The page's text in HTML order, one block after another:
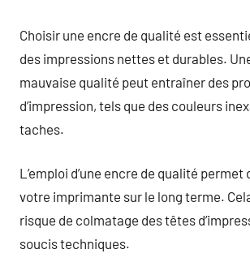
Choisir une encre de qualité est
des impressions nettes et durables.
mauvaise qualité peut entraîner des
d’impression, tels que des couleurs
taches.
L’emploi d’une encre de qualité permet
votre imprimante sur le long terme.
risque de colmatage des têtes
soucis techniques.